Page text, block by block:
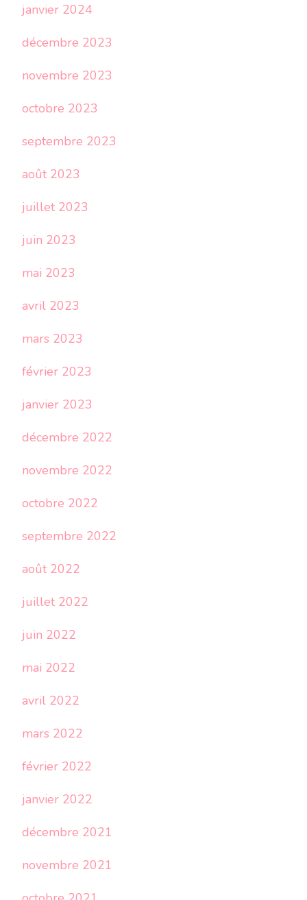
janvier 2024
décembre 2023
novembre 2023
octobre 2023
septembre 2023
août 2023
juillet 2023
juin 2023
mai 2023
avril 2023
mars 2023
février 2023
janvier 2023
décembre 2022
novembre 2022
octobre 2022
septembre 2022
août 2022
juillet 2022
juin 2022
mai 2022
avril 2022
mars 2022
février 2022
janvier 2022
décembre 2021
novembre 2021